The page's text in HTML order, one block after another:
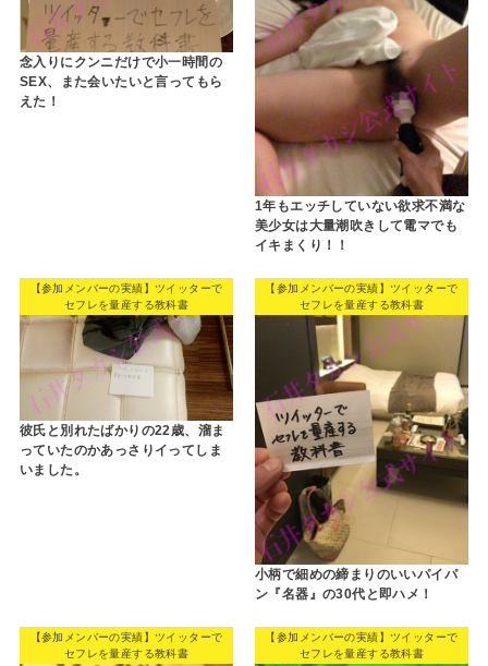
念入りにクンニだけで小一時間の
SEX、また会いたいと言ってもら
えた！
1年もエッチしていない欲求不満な
美少女は大量潮吹きして電マでも
イキまくり！！
【参加メンバーの実績】ツイッターで
セフレを量産する教科書
彼氏と別れたばかりの22歳、溜ま
っていたのかあっさりイってしま
いました。
【参加メンバーの実績】ツイッターで
セフレを量産する教科書
小柄で細めの締まりのいいパイパ
ン『名器』の30代と即ハメ！
【参加メンバーの実績】ツイッターで
セフレを量産する教科書
【参加メンバーの実績】ツイッターで
セフレを量産する教科書